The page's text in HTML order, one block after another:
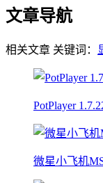
文章导航
相关文章 关键词：
PotPlayer
微星小飞机